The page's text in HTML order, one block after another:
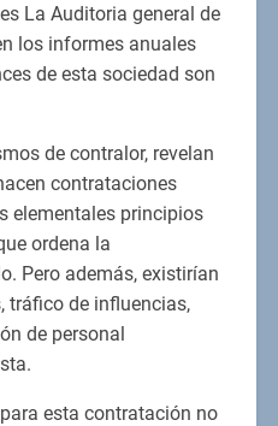
La Auditoria general de
los informes anuales
de esta sociedad son
de contralor, revelan
contrataciones
elementales principios
ordena la
Pero además, existirían
tráfico de influencias,
de personal
esta contratación no